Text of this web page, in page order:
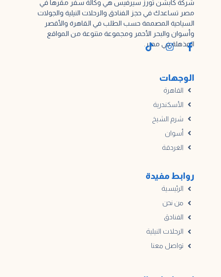
شركة كابشن تورز سيرفيس هي وكالة سفر مقرها في
مصر تساعدك في حجز الفنادق والرحلات النيلية والجولات
السياحية المصممة حسب الطلب في القاهرة والأقصر
وأسوان والبحر الأحمر ومجموعة متنوعة من المواقع
المذهلة في مصر.
روابط مفيدة
الرئيسية
من نحن
الفنادق
الرحلات النيلية
تواصل معنا
الوجهات
القاهرة
الأسكندرية
شرم الشيخ
أسوان
الغردقة